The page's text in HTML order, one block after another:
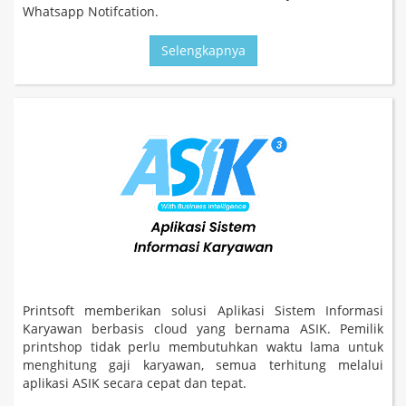
Whatsapp Notifcation.
Selengkapnya
Printsoft memberikan solusi Aplikasi Sistem Informasi
Karyawan berbasis cloud yang bernama ASIK. Pemilik
printshop tidak perlu membutuhkan waktu lama untuk
menghitung gaji karyawan, semua terhitung melalui
aplikasi ASIK secara cepat dan tepat.